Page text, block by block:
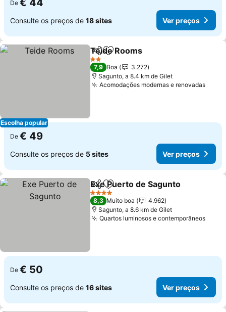
De € 44
Consulte os preços de 18 sites Ver preços
Escolha popular
PartilharAdicionar aos favoritos
Teide Rooms
2 Estrelas
7,9 Boa
3.272
Sagunto, a 8.4 km de Gilet
Acomodações modernas e renovadasVer
De € 49
Consulte os preços de 5 sites Ver preços
PartilharAdicionar aos favoritos
Exe Puerto de Sagunto
4 Estrelas
8,3 Muito boa
4.962
Sagunto, a 8.6 km de Gilet
Quartos luminosos e contemporâneosVer
De € 50
Consulte os preços de 16 sites Ver preços